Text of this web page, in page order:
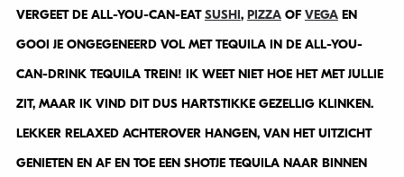
VERGEET DE ALL-YOU-CAN-EATSUSHI, PIZZAOFVEGAEN
GOOI JE ONGEGENEERD VOL MET TEQUILA IN DE ALL-YOU-
CAN-DRINK TEQUILA TREIN! IK WEET NIET HOE HET MET JULLIE
ZIT, MAAR IK VIND DIT DUS HARTSTIKKE GEZELLIG KLINKEN.
LEKKER RELAXED ACHTEROVER HANGEN, VAN HET UITZICHT
GENIETEN EN AF EN TOE EEN SHOTJE TEQUILA NAAR BINNEN